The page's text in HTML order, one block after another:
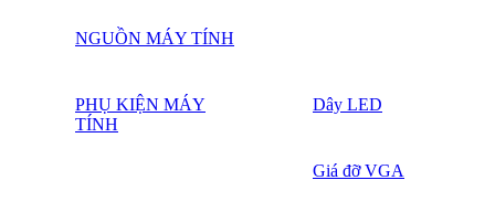
NGUỒN MÁY TÍNH
PHỤ KIỆN MÁY
TÍNH
Dây LED
Giá đỡ VGA